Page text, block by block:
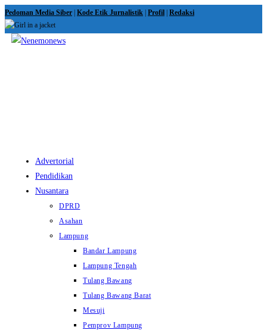
Skip
to
content
Pedoman Media Siber Kode Etik Jurnalistik Profil Redaksi
Advertorial
Pendidikan
Nusantara
DPRD
Asahan
Lampung
Bandar Lampung
Lampung Tengah
Tulang Bawang
Tulang Bawang Barat
Mesuji
Pemprov Lampung